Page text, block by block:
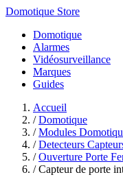
Domotique Store
Domotique
Alarmes
Vidéosurveillance
Marques
Guides
Accueil
/ Domotique
/ Modules
/ Detecteurs
/ Ouverture Porte
/ Capteur de porte